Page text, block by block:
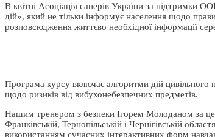
В квітні Асоціація саперів України за підтримки
дій», який не тільки інформує населення щодо
розповсюдження життєво необхідної інформації
Програма курсу включає алгоритми дій цивільного
щодо ризиків від вибухонебезпечних предметів.
Нашим тренером з безпеки Ігорем Молоданом за
Франківській, Тернопільській і Чернігівській
використанням сучасних інтерактивних форм